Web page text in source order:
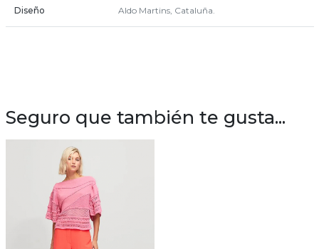
Diseño Aldo Martins, Cataluña.
Seguro que también te gusta...